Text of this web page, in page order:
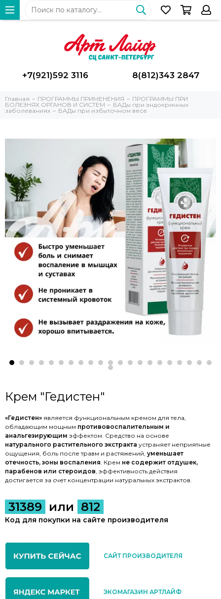
+7(921)592 3116 8(812)343 2847
Главная ПРОГРАММЫ ПРИМЕНЕНИЯ
ПРОГРАММЫ ПРИ
БОЛЕЗНЯХ ОРГАНОВ И СИСТЕМ
БАДы при эндокринных
заболеваниях
БАДы при избыточном весе
Крем "Гедистен"
«Гедистен» является функциональным кремом для тела,
обладающим мощным противовоспалительным и
анальгезирующим эффектом. Средство на основе
натурального растительного экстракта устраняет неприятные
ощущения, боль после травм и растяжений, уменьшает
отечность, зоны воспаления . Крем не содержит отдушек,
парабенов или стероидов , эффективность действия
достигается за счет концентрации натуральных экстрактов.
31389 или 812
Код для покупки на сайте производителя
САЙТ ПРОИЗВОДИТЕЛЯ
ЭКОМАГАЗИН АРТЛАЙФ